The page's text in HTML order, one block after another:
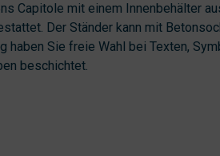
Capitole mit einem Innenbehälter
Der Ständer kann mit
haben Sie freie Wahl bei Texten,
beschichtet.